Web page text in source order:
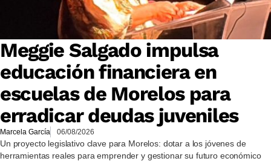
Meggie Salgado impulsa
educación financiera en
escuelas de Morelos para
erradicar deudas juveniles
Marcela García 06/08/2026
Un proyecto legislativo clave para Morelos: dotar a los jóvenes de
herramientas reales para emprender y gestionar su futuro económico